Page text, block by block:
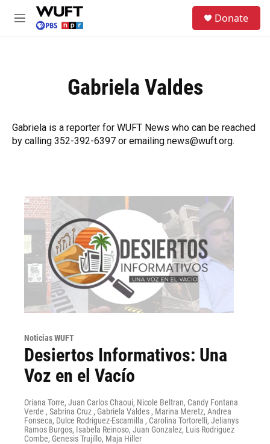
Skip to main content
M
Donate
Gabriela Valdes
Gabriela is a reporter for WUFT News who can be reached
by calling 352-392-6397 or emailing news@wuft.org.
Noticias WUFT
Desiertos Informativos: Una
Voz en el Vacío
Oriana Torre, Juan Carlos Chaoui, Nicole Beltran, Candy Fontana
Verde , Sabrina Cruz , Gabriela Valdes , Marina Meretz, Andrea
Fonseca, Dulce Rodriguez-Escamilla , Carolina Tortorelli, Jelianys
Ramos Burgos, Isabela Reinoso, Juan Gonzalez, Luis Rodriguez
Combe, Genesis Trujillo, Maja Hiller